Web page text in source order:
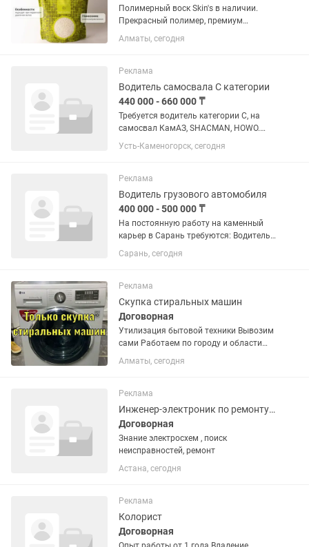
Полимерный воск Skin's в наличии.
Прекрасный полимер, премиум
качества, для депиляции. Великолепно
растягивается на обширные участки
нанесения!
Алматы, сегодня
Реклама
Водитель самосвала С категории
440 000 - 660 000 ₸
Требуется водитель категории С, на
самосвал КамАЗ, SHACMAN, HOWO.
Работа в городе стабильная, зарплата
ежемесячно. Техника свежая, в
звоните по указанному телефону .
Усть-Каменогорск, сегодня
Реклама
Водитель грузового автомобиля
400 000 - 500 000 ₸
На постоянную работу на каменный
карьер в Сарань требуются: Водитель
самосвала . Высокая оплата, Новая
техника, Официальное
соответствии с ТК РК. Питание (обед)
и...
Сарань, сегодня
Реклама
Скупка стиральных машин
Договорная
Утилизация бытовой техники Вывозим
сами Работаем по городу и области
продам стиральную машину автомат в
хорошем состоянии Доставка
обмен с доплатой Звоните или пишите
Алматы, сегодня
Реклама
Инженер-электроник по ремонту оборудования
Договорная
Знание электросхем , поиск
неисправностей, ремонт
Астана, сегодня
Реклама
Колорист
Договорная